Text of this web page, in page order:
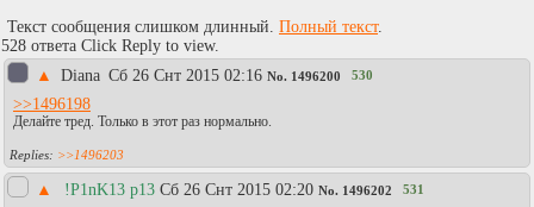
Текст сообщения слишком длинный. Полный текст.
528 ответа Click Reply to view.
▲
Diаna Сб 26 Снт 2015 02:16 No. 1496200 530
>>1496198
Делайте тред. Только в этот раз нормально.
>>1496203
▲ !P1nK13 p13 Сб 26 Снт 2015 02:20 No. 1496202 531